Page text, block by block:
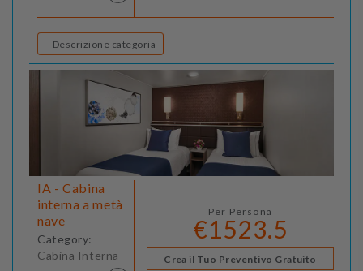
Descrizione categoria
IA - Cabina
interna a metà
nave
Category:
Cabina Interna
Per Persona
€1523.5
Crea il Tuo Preventivo Gratuito